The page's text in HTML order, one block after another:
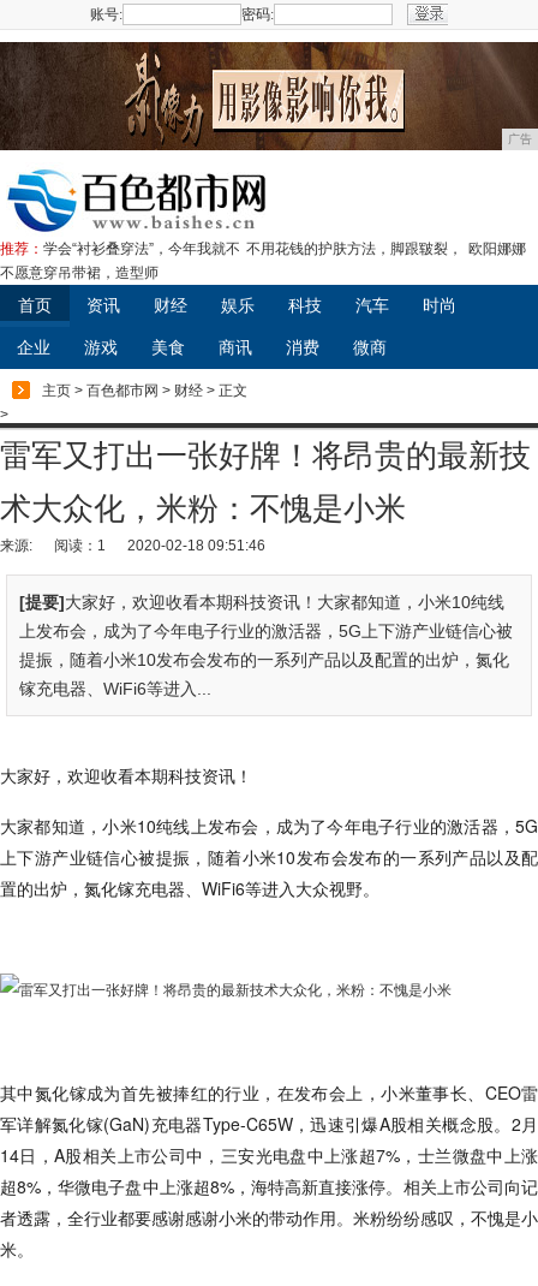
账号: 密码:
广告
推荐： 学会“衬衫叠穿法”，今年我就不 不用花钱的护肤方法，脚跟皲裂，
欧阳娜娜
不愿意穿吊带裙，造型师
首页 资讯 财经 娱乐 科技 汽车 时尚
企业 游戏 美食 商讯 消费 微商
主页 > 百色都市网 > 财经 > 正文
>
雷军又打出一张好牌！将昂贵的最新技
术大众化，米粉：不愧是小米
来源: 阅读：1 2020-02-18 09:51:46
[提要]大家好，欢迎收看本期科技资讯！大家都知道，小米10纯线
上发布会，成为了今年电子行业的激活器，5G上下游产业链信心被
提振，随着小米10发布会发布的一系列产品以及配置的出炉，氮化
镓充电器、WiFi6等进入...
大家好，欢迎收看本期科技资讯！
大家都知道，小米10纯线上发布会，成为了今年电子行业的激活器，5G
上下游产业链信心被提振，随着小米10发布会发布的一系列产品以及配
置的出炉，氮化镓充电器、WiFi6等进入大众视野。
其中氮化镓成为首先被捧红的行业，在发布会上，小米董事长、CEO雷
军详解氮化镓(GaN)充电器Type-C65W，迅速引爆A股相关概念股。2月
14日，A股相关上市公司中，三安光电盘中上涨超7%，士兰微盘中上涨
超8%，华微电子盘中上涨超8%，海特高新直接涨停。相关上市公司向记
者透露，全行业都要感谢感谢小米的带动作用。米粉纷纷感叹，不愧是小
米。